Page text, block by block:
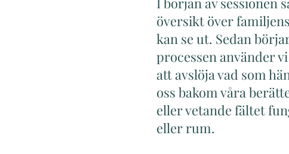
översikt över
kan se ut. Sedan
processen använder
att avslöja vad som
oss bakom våra
eller vetande fältet
eller rum.